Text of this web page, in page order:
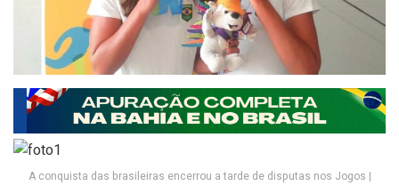
A conquista das brasileiras encerrou a tarde de disputas nos Jogos |